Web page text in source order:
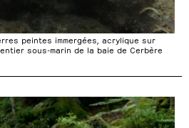
peintes immergées, acrylique sur
sous-marin de la baie de Cerbère